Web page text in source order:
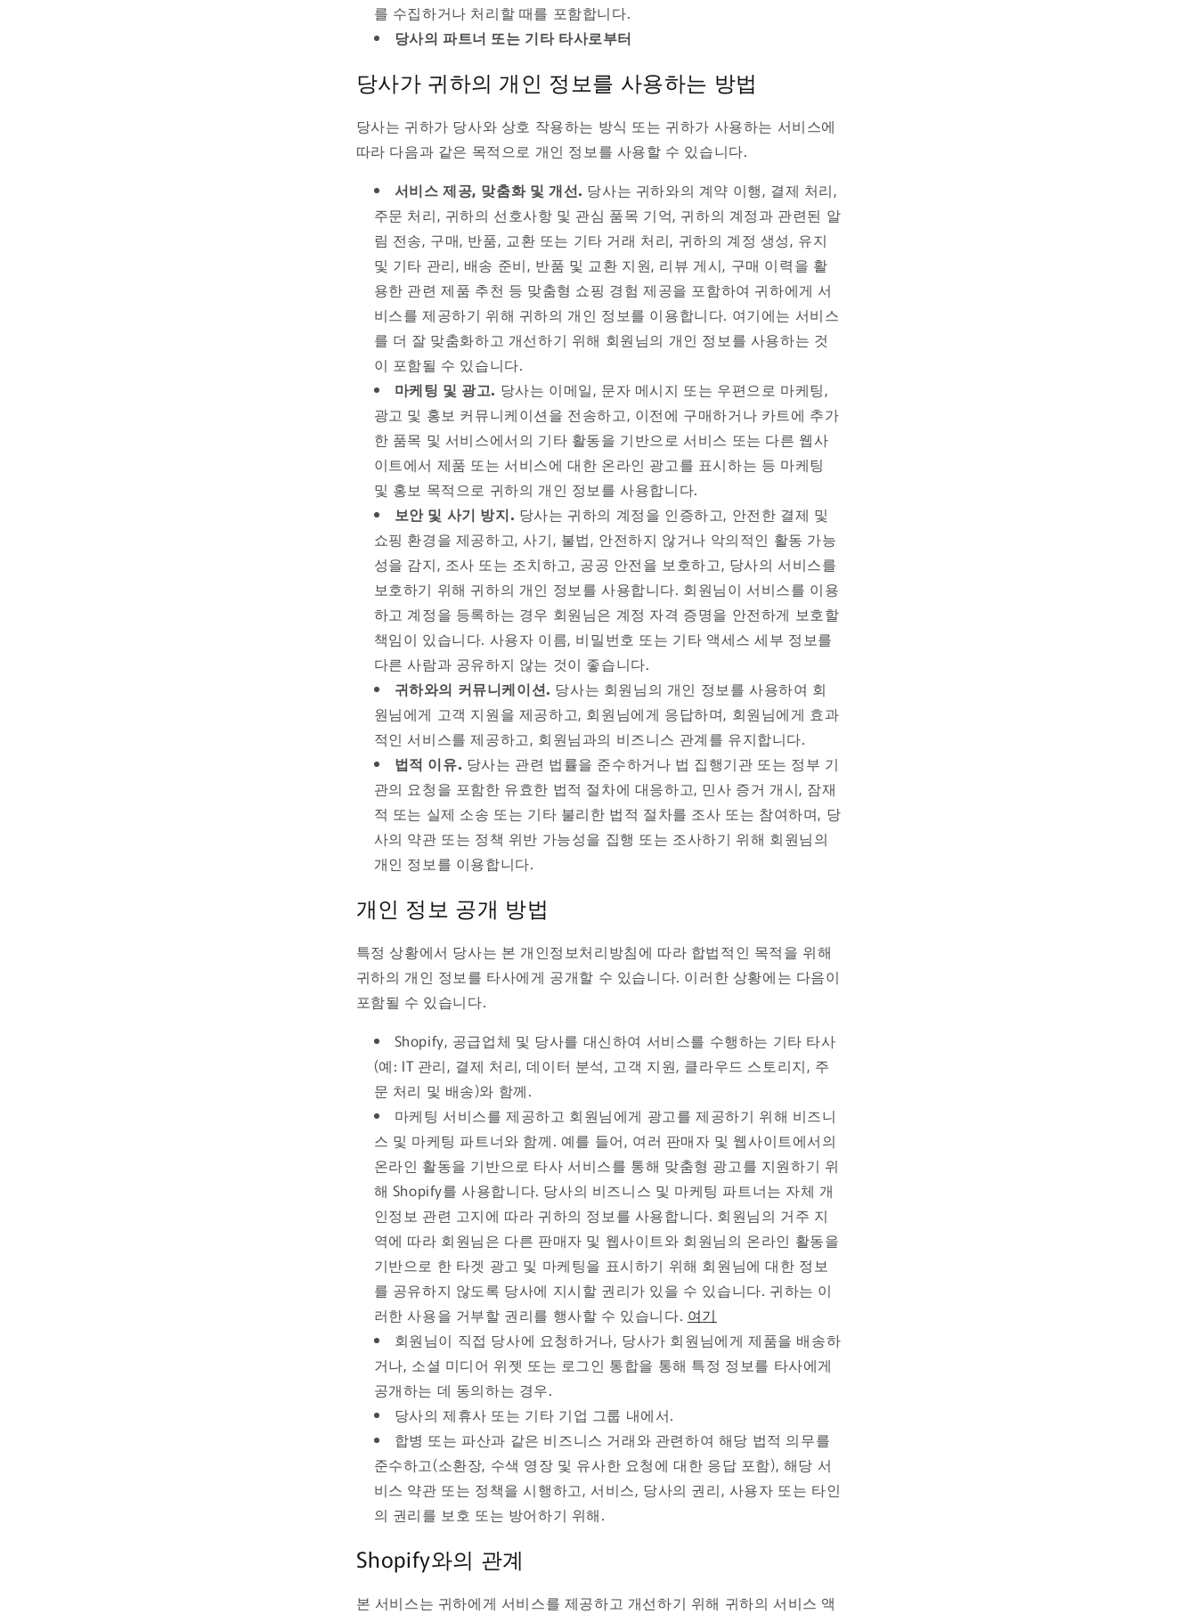
를 수집하거나 처리할 때를 포함합니다.
당사의 파트너 또는 기타 타사로부터
당사가 귀하의 개인 정보를 사용하는 방법
당사는 귀하가 당사와 상호 작용하는 방식 또는 귀하가 사용하는 서비스에
따라 다음과 같은 목적으로 개인 정보를 사용할 수 있습니다.
서비스 제공, 맞춤화 및 개선. 당사는 귀하와의 계약 이행, 결제 처리,
주문 처리, 귀하의 선호사항 및 관심 품목 기억, 귀하의 계정과 관련된 알
림 전송, 구매, 반품, 교환 또는 기타 거래 처리, 귀하의 계정 생성, 유지
및 기타 관리, 배송 준비, 반품 및 교환 지원, 리뷰 게시, 구매 이력을 활
용한 관련 제품 추천 등 맞춤형 쇼핑 경험 제공을 포함하여 귀하에게 서
비스를 제공하기 위해 귀하의 개인 정보를 이용합니다. 여기에는 서비스
를 더 잘 맞춤화하고 개선하기 위해 회원님의 개인 정보를 사용하는 것
이 포함될 수 있습니다.
마케팅 및 광고. 당사는 이메일, 문자 메시지 또는 우편으로 마케팅,
광고 및 홍보 커뮤니케이션을 전송하고, 이전에 구매하거나 카트에 추가
한 품목 및 서비스에서의 기타 활동을 기반으로 서비스 또는 다른 웹사
이트에서 제품 또는 서비스에 대한 온라인 광고를 표시하는 등 마케팅
및 홍보 목적으로 귀하의 개인 정보를 사용합니다.
보안 및 사기 방지. 당사는 귀하의 계정을 인증하고, 안전한 결제 및
쇼핑 환경을 제공하고, 사기, 불법, 안전하지 않거나 악의적인 활동 가능
성을 감지, 조사 또는 조치하고, 공공 안전을 보호하고, 당사의 서비스를
보호하기 위해 귀하의 개인 정보를 사용합니다. 회원님이 서비스를 이용
하고 계정을 등록하는 경우 회원님은 계정 자격 증명을 안전하게 보호할
책임이 있습니다. 사용자 이름, 비밀번호 또는 기타 액세스 세부 정보를
다른 사람과 공유하지 않는 것이 좋습니다.
귀하와의 커뮤니케이션. 당사는 회원님의 개인 정보를 사용하여 회
원님에게 고객 지원을 제공하고, 회원님에게 응답하며, 회원님에게 효과
적인 서비스를 제공하고, 회원님과의 비즈니스 관계를 유지합니다.
법적 이유. 당사는 관련 법률을 준수하거나 법 집행기관 또는 정부 기
관의 요청을 포함한 유효한 법적 절차에 대응하고, 민사 증거 개시, 잠재
적 또는 실제 소송 또는 기타 불리한 법적 절차를 조사 또는 참여하며, 당
사의 약관 또는 정책 위반 가능성을 집행 또는 조사하기 위해 회원님의
개인 정보를 이용합니다.
개인 정보 공개 방법
특정 상황에서 당사는 본 개인정보처리방침에 따라 합법적인 목적을 위해
귀하의 개인 정보를 타사에게 공개할 수 있습니다. 이러한 상황에는 다음이
포함될 수 있습니다.
Shopify, 공급업체 및 당사를 대신하여 서비스를 수행하는 기타 타사
(예: IT 관리, 결제 처리, 데이터 분석, 고객 지원, 클라우드 스토리지, 주
문 처리 및 배송)와 함께.
마케팅 서비스를 제공하고 회원님에게 광고를 제공하기 위해 비즈니
스 및 마케팅 파트너와 함께. 예를 들어, 여러 판매자 및 웹사이트에서의
온라인 활동을 기반으로 타사 서비스를 통해 맞춤형 광고를 지원하기 위
해 Shopify를 사용합니다. 당사의 비즈니스 및 마케팅 파트너는 자체 개
인정보 관련 고지에 따라 귀하의 정보를 사용합니다. 회원님의 거주 지
역에 따라 회원님은 다른 판매자 및 웹사이트와 회원님의 온라인 활동을
기반으로 한 타겟 광고 및 마케팅을 표시하기 위해 회원님에 대한 정보
를 공유하지 않도록 당사에 지시할 권리가 있을 수 있습니다. 귀하는 이
러한 사용을 거부할 권리를 행사할 수 있습니다. 여기
회원님이 직접 당사에 요청하거나, 당사가 회원님에게 제품을 배송하
거나, 소셜 미디어 위젯 또는 로그인 통합을 통해 특정 정보를 타사에게
공개하는 데 동의하는 경우.
당사의 제휴사 또는 기타 기업 그룹 내에서.
합병 또는 파산과 같은 비즈니스 거래와 관련하여 해당 법적 의무를
준수하고(소환장, 수색 영장 및 유사한 요청에 대한 응답 포함), 해당 서
비스 약관 또는 정책을 시행하고, 서비스, 당사의 권리, 사용자 또는 타인
의 권리를 보호 또는 방어하기 위해.
Shopify와의 관계
본 서비스는 귀하에게 서비스를 제공하고 개선하기 위해 귀하의 서비스 액